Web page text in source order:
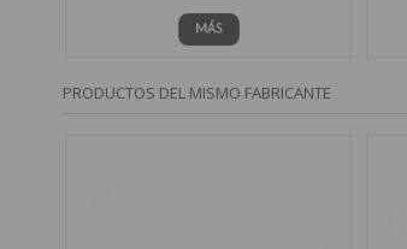
MÁS
PRODUCTOS DEL MISMO FABRICANTE